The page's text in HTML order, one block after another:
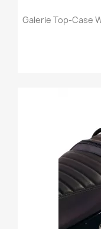
Galerie Top-Case